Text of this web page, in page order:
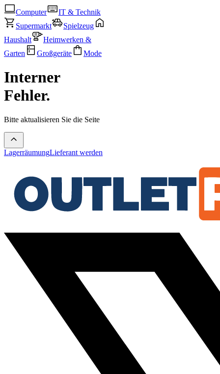
Computer
IT & Technik
Supermarkt
Spielzeug
Haushalt
Heimwerken &
Garten
Großgeräte Mode
Interner
Fehler.
Bitte aktualisieren Sie die Seite
LagerräumungLieferant werden